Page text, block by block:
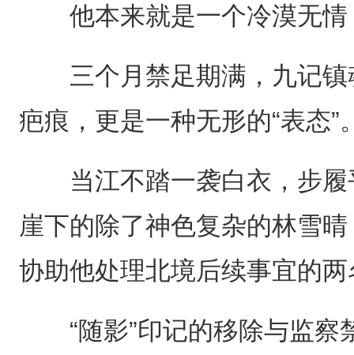
他本来就是一个冷漠无情
三个月禁足期满，九记镇
疤痕，更是一种无形的“表态”
当江不踏一袭白衣，步履
崖下的除了神色复杂的林雪
协助他处理北境后续事宜的
“随影”印记的移除与监察